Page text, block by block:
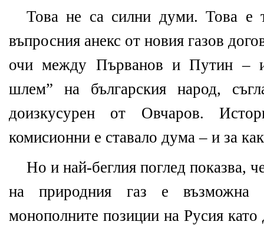
Това не са силни думи. Това е
въпросния анекс от новия газов
очи между Първанов и Путин – и
шлем” на българския народ,
доизкусурен от Овчаров.
комисионни е ставало дума – и за
Но и най-беглия поглед показва,
на природния газ е възможна
монополните позиции на Русия като